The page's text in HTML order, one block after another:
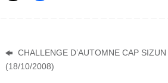
CHALLENGE D’AUTOMNE CAP SIZUN
(18/10/2008)